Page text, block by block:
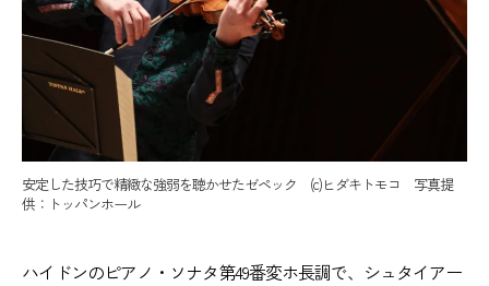
安定した技巧で精緻な強弱を聴かせたゼペック (c)ヒダキトモコ 写真提
供：トッパンホール
ハイドンのピアノ・ソナタ第49番変ホ長調で、シュタイアー